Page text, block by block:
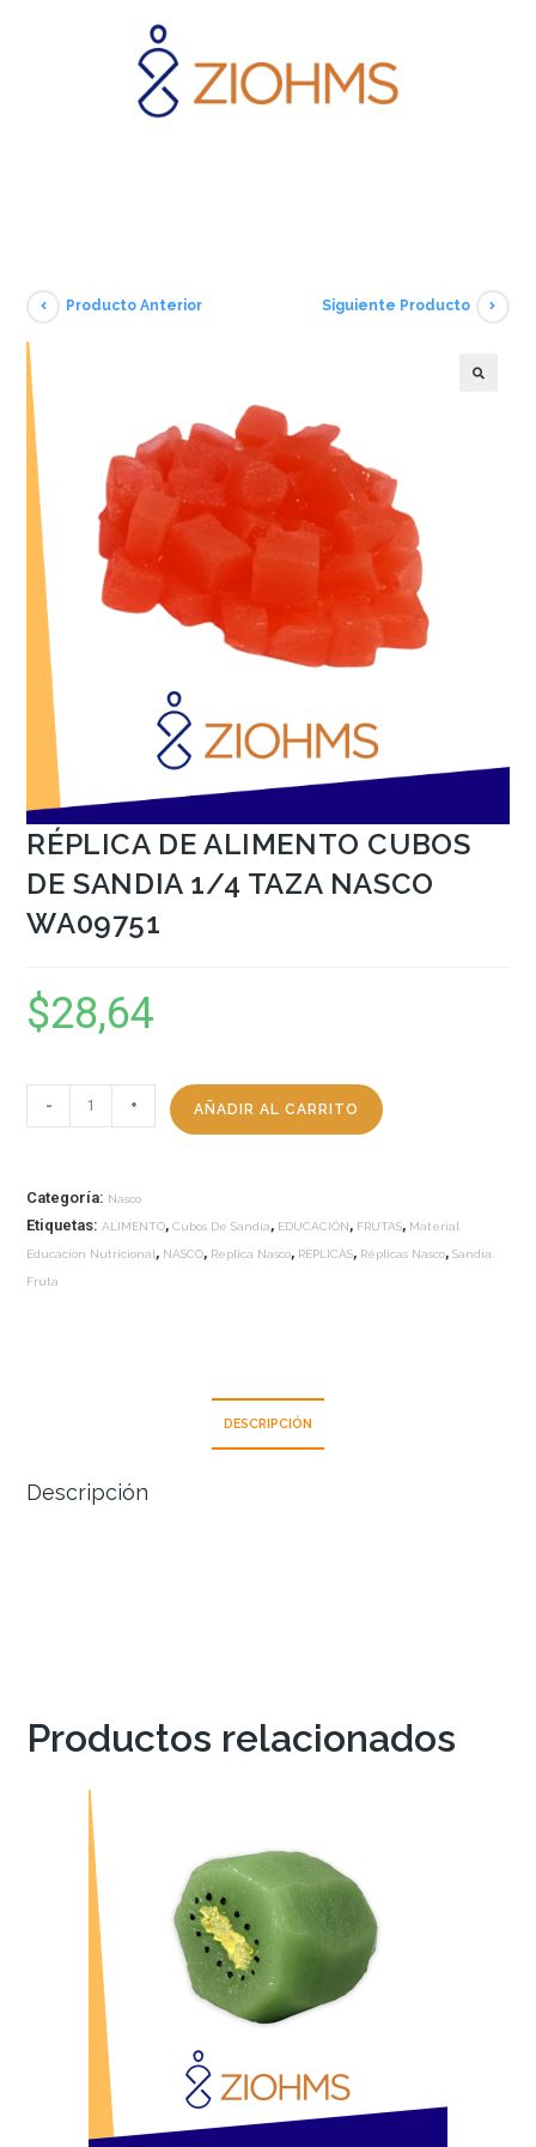
Producto Anterior Siguiente Producto
RÉPLICA DE ALIMENTO CUBOS
DE SANDIA 1/4 TAZA NASCO
WA09751
$28,64
- + AÑADIR AL CARRITO
Categoría: Nasco
Etiquetas:ALIMENTO,Cubos De Sandía, EDUCACIÓN, FRUTAS, Material
Educacion Nutricional, NASCO, Replica Nasco, RÉPLICAS, Réplicas Nasco,Sandía.
Fruta
DESCRIPCIÓN
Descripción
Productos relacionados